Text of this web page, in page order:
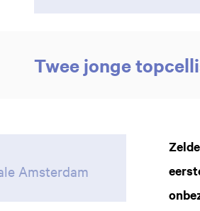
Twee jonge
Amsterdam